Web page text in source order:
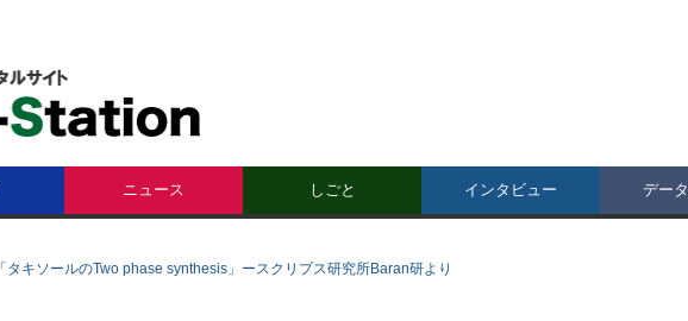
ニュース しごと インタビュー デー
「タキソールのTwo phase synthesis」ースクリプス研究所Baran研より